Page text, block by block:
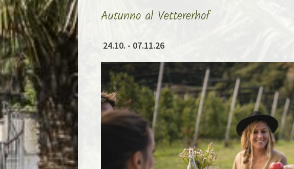
Autunno al Vettererhof
24.10. - 07.11.26